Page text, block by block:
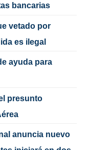
bancarias
vetado por
es ilegal
ayuda para
presunto
anuncia nuevo